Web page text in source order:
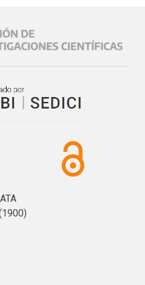
parte muy importante, como
de la traza y en especial
existentes del FFCC Roca
puestos y demás vías
de parámetros como vías,
de transferencia, estaciones